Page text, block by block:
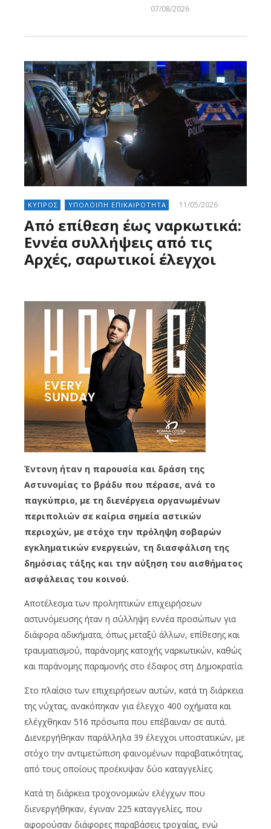
07/08/2026
ΚΥΠΡΟΣ ΥΠΟΛΟΙΠΗ ΕΠΙΚΑΙΡΟΤΗΤΑ 11/05/2026
Από επίθεση έως ναρκωτικά:
Εννέα συλλήψεις από τις
Αρχές, σαρωτικοί έλεγχοι
Έντονη ήταν η παρουσία και δράση της
Αστυνομίας το βράδυ που πέρασε, ανά το
παγκύπριο, με τη διενέργεια οργανωμένων
περιπολιών σε καίρια σημεία αστικών
περιοχών, με στόχο την πρόληψη σοβαρών
εγκληματικών ενεργειών, τη διασφάλιση της
δημόσιας τάξης και την αύξηση του αισθήματος
ασφάλειας του κοινού.
Αποτέλεσμα των προληπτικών επιχειρήσεων
αστυνόμευσης ήταν η σύλληψη εννέα προσώπων για
διάφορα αδικήματα, όπως μεταξύ άλλων, επίθεσης και
τραυματισμού, παράνομης κατοχής ναρκωτικών, καθώς
και παράνομης παραμονής στο έδαφος στη Δημοκρατία.
Στο πλαίσιο των επιχειρήσεων αυτών, κατά τη διάρκεια
της νύχτας, ανακόπηκαν για έλεγχο 400 οχήματα και
ελέγχθηκαν 516 πρόσωπα που επέβαιναν σε αυτά.
Διενεργήθηκαν παράλληλα 39 έλεγχοι υποστατικών, με
στόχο την αντιμετώπιση φαινομένων παραβατικότητας,
από τους οποίους προέκυψαν δύο καταγγελίες.
Κατά τη διάρκεια τροχονομικών ελέγχων που
διενεργήθηκαν, έγιναν 225 καταγγελίες, που
αφορούσαν διάφορες παραβάσεις τροχαίας, ενώ